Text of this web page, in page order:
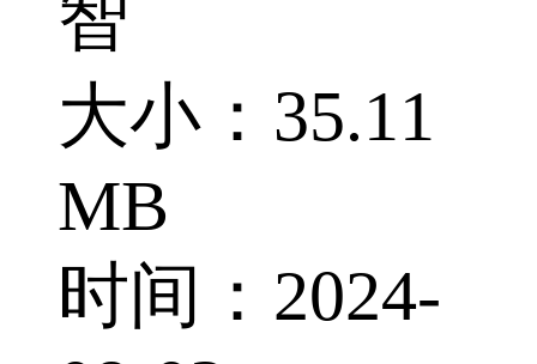
智
大小：35.11
MB
时间：2024-